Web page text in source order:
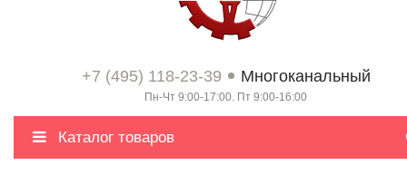
+7 (495) 118-23-39 Многоканальный
Пн-Чт 9:00-17:00. Пт 9:00-16:00
Каталог товаров